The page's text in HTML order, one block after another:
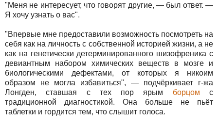
"Меня не интересует, что говорят другие, — был ответ. —
Я хочу узнать о вас".
"Впервые мне предоставили возможность посмотреть на
себя как на личность с собственной историей жизни, а не
как на генетически детерминированного шизофреника с
девиантным набором химических веществ в мозге и
биологическими дефектами, от которых я никоим
образом не могла избавиться", — подчёркивает г-жа
Лонгден, ставшая с тех пор ярым борцом с
традиционной диагностикой. Она больше не пьёт
таблетки и гордится тем, что слышит голоса.